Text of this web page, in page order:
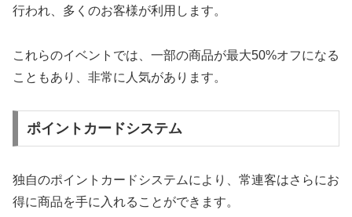
行われ、多くのお客様が利用します。
これらのイベントでは、一部の商品が最大50%オフになる
こともあり、非常に人気があります。
ポイントカードシステム
独自のポイントカードシステムにより、常連客はさらにお
得に商品を手に入れることができます。